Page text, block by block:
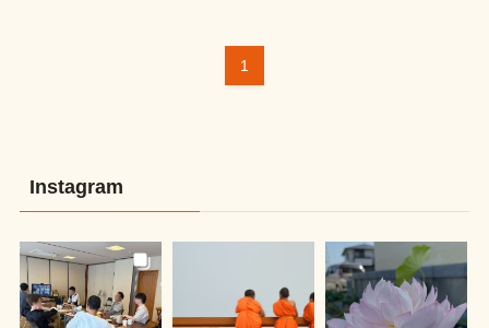
1
Instagram